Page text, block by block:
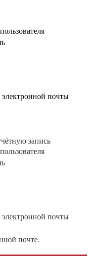
почты
запись
почты
почте.